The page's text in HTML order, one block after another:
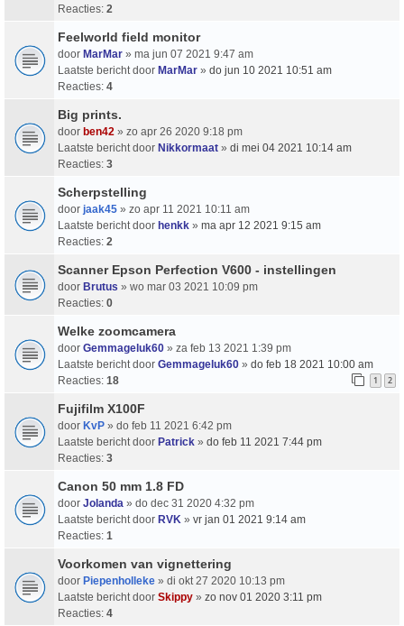
Reacties: 2
Feelworld field monitor
door MarMar » ma jun 07 2021 9:47 am
Laatste bericht door MarMar » do jun 10 2021 10:51 am
Reacties: 4
Big prints.
door ben42 » zo apr 26 2020 9:18 pm
Laatste bericht door Nikkormaat » di mei 04 2021 10:14 am
Reacties: 3
Scherpstelling
door jaak45 » zo apr 11 2021 10:11 am
Laatste bericht door henkk » ma apr 12 2021 9:15 am
Reacties: 2
Scanner Epson Perfection V600 - instellingen
door Brutus » wo mar 03 2021 10:09 pm
Reacties: 0
Welke zoomcamera
door Gemmageluk60 » za feb 13 2021 1:39 pm
Laatste bericht door Gemmageluk60 » do feb 18 2021 10:00 am
Reacties: 18 1 2
Fujifilm X100F
door KvP » do feb 11 2021 6:42 pm
Laatste bericht door Patrick » do feb 11 2021 7:44 pm
Reacties: 3
Canon 50 mm 1.8 FD
door Jolanda » do dec 31 2020 4:32 pm
Laatste bericht door RVK » vr jan 01 2021 9:14 am
Reacties: 1
Voorkomen van vignettering
door Piepenholleke » di okt 27 2020 10:13 pm
Laatste bericht door Skippy » zo nov 01 2020 3:11 pm
Reacties: 4